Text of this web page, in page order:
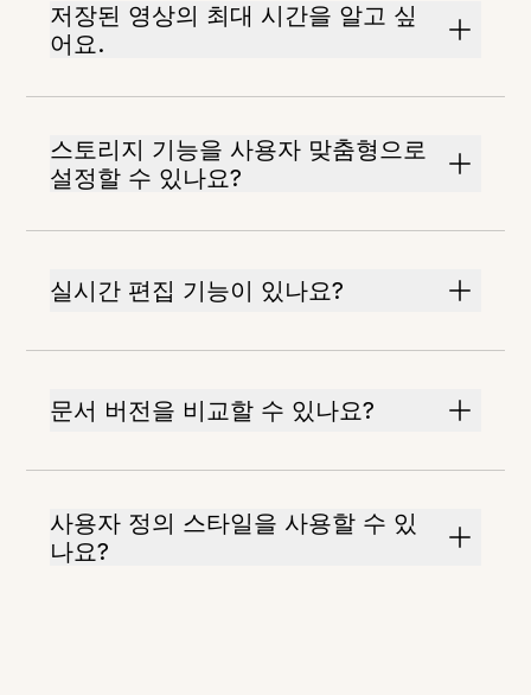
저장된 영상의 최대 시간을 알고 싶
어요.
스토리지 기능을 사용자 맞춤형으로
설정할 수 있나요?
실시간 편집 기능이 있나요?
문서 버전을 비교할 수 있나요?
사용자 정의 스타일을 사용할 수 있
나요?